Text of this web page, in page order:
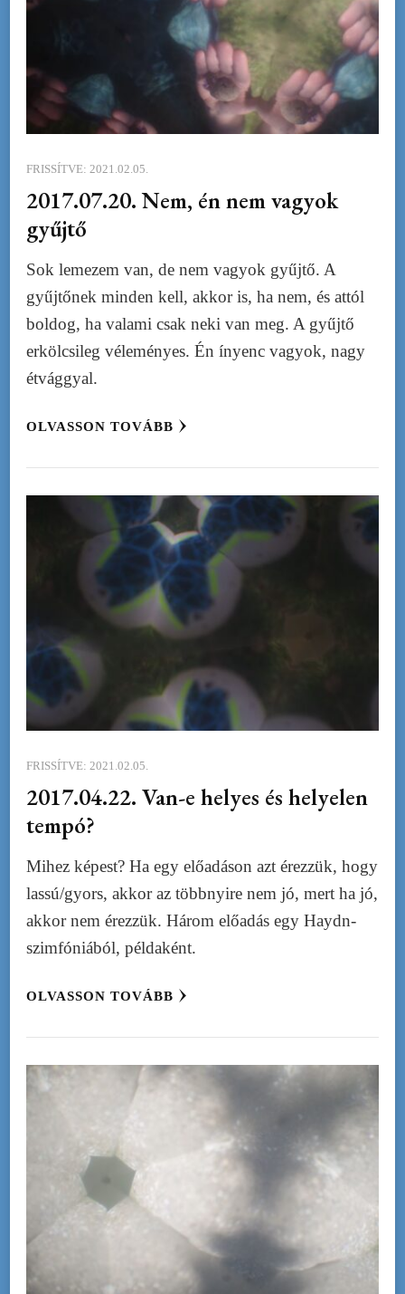
FRISSÍTVE: 2021.02.05.
2017.07.20. Nem, én nem vagyok
gyűjtő
Sok lemezem van, de nem vagyok gyűjtő. A
gyűjtőnek minden kell, akkor is, ha nem, és attól
boldog, ha valami csak neki van meg. A gyűjtő
erkölcsileg véleményes. Én ínyenc vagyok, nagy
étvággyal.
OLVASSON TOVÁBB
FRISSÍTVE: 2021.02.05.
2017.04.22. Van-e helyes és helyelen
tempó?
Mihez képest? Ha egy előadáson azt érezzük, hogy
lassú/gyors, akkor az többnyire nem jó, mert ha jó,
akkor nem érezzük. Három előadás egy Haydn-
szimfóniából, példaként.
OLVASSON TOVÁBB